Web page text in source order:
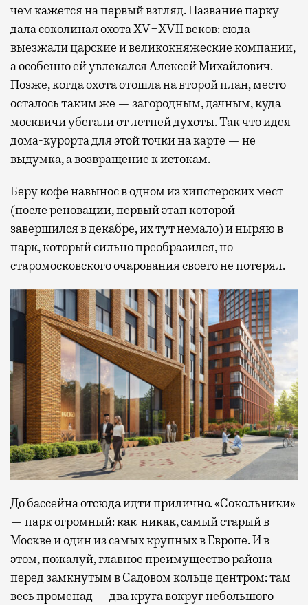
чем кажется на первый взгляд. Название парку
дала соколиная охота XV−XVII веков: сюда
выезжали царские и великокняжеские компании,
а особенно ей увлекался Алексей Михайлович.
Позже, когда охота отошла на второй план, место
осталось таким же — загородным, дачным, куда
москвичи убегали от летней духоты. Так что идея
дома-курорта для этой точки на карте — не
выдумка, а возвращение к истокам.
Беру кофе навынос в одном из хипстерских мест
(после реновации, первый этап которой
завершился в декабре, их тут немало) и ныряю в
парк, который сильно преобразился, но
старомосковского очарования своего не потерял.
До бассейна отсюда идти прилично. «Сокольники»
— парк огромный: как-никак, самый старый в
Москве и один из самых крупных в Европе. И в
этом, пожалуй, главное преимущество района
перед замкнутым в Садовом кольце центром: там
весь променад — два круга вокруг небольшого